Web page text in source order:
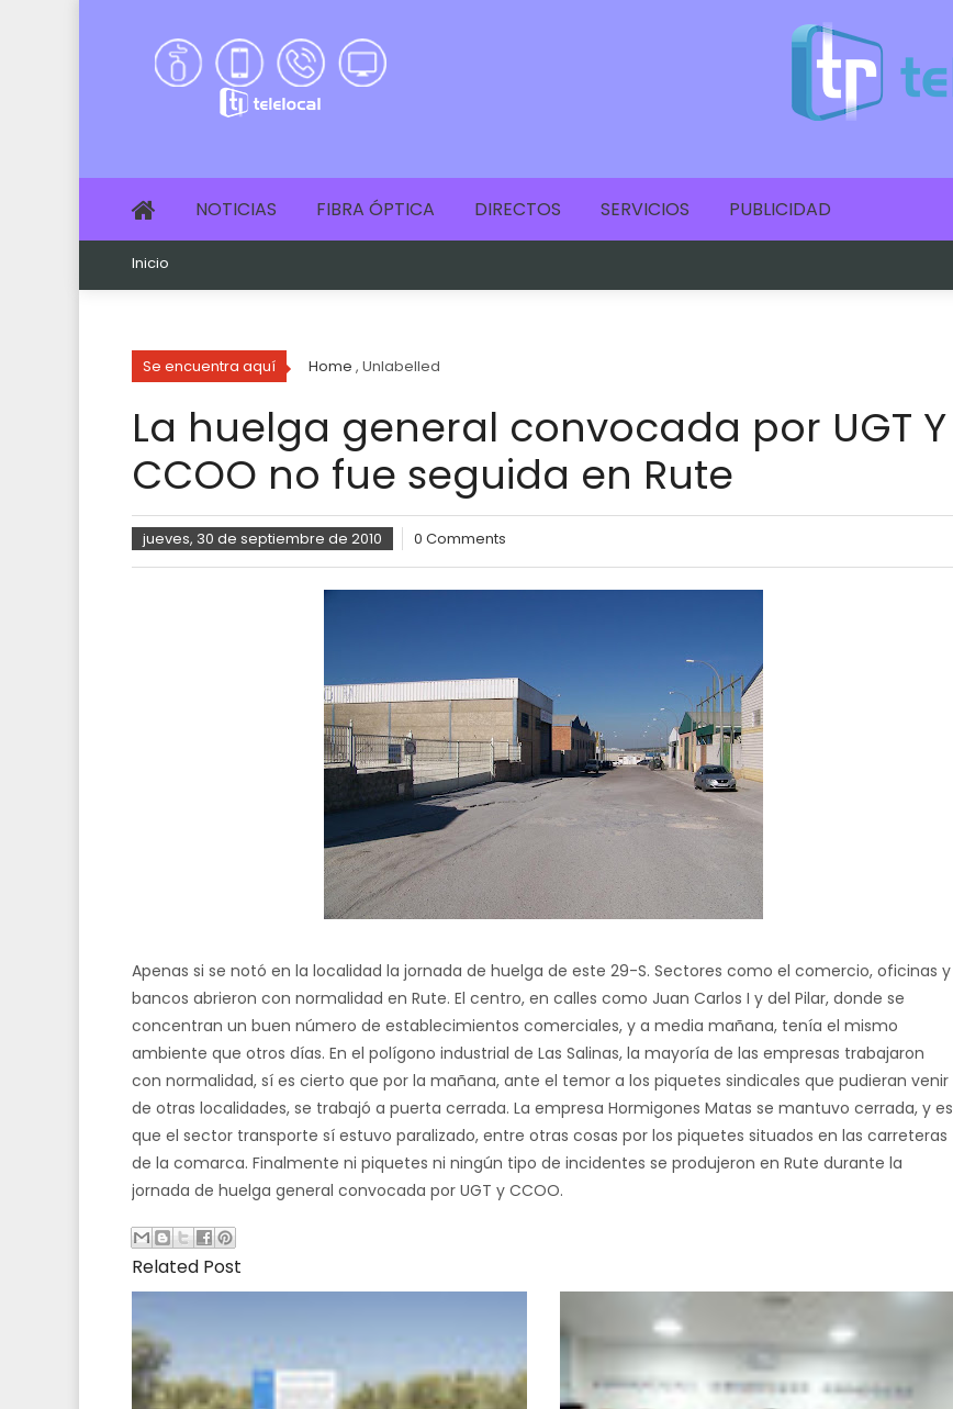
NOTICIAS FIBRA ÓPTICA DIRECTOS SERVICIOS PUBLICIDAD
Inicio
Se encuentra aquí Home , Unlabelled
La huelga general convocada por UGT Y
CCOO no fue seguida en Rute
jueves, 30 de septiembre de 2010 0 Comments
Apenas si se notó en la localidad la jornada de huelga de este 29-S. Sectores como el comercio, oficinas y
bancos abrieron con normalidad en Rute. El centro, en calles como Juan Carlos I y del Pilar, donde se
concentran un buen número de establecimientos comerciales, y a media mañana, tenía el mismo
ambiente que otros días. En el polígono industrial de Las Salinas, la mayoría de las empresas trabajaron
con normalidad, sí es cierto que por la mañana, ante el temor a los piquetes sindicales que pudieran venir
de otras localidades, se trabajó a puerta cerrada. La empresa Hormigones Matas se mantuvo cerrada, y es
que el sector transporte sí estuvo paralizado, entre otras cosas por los piquetes situados en las carreteras
de la comarca. Finalmente ni piquetes ni ningún tipo de incidentes se produjeron en Rute durante la
jornada de huelga general convocada por UGT y CCOO.
Related Post